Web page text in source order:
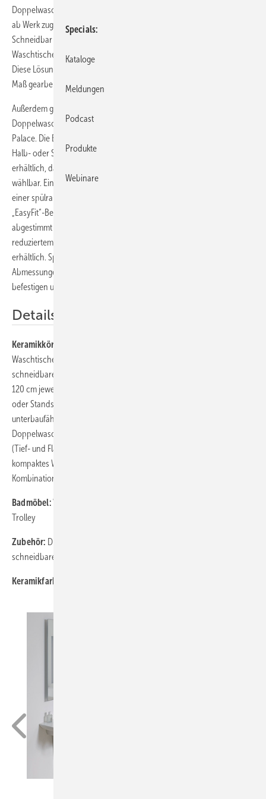
Doppelwaschtisch. Bis auf den kleinsten können diese Waschtische
ab Werk zugeschnitten werden, selbst schräge Schnitte sind möglich.
Schneidbar sind auch die 90 und 120 cm breiten asymmetrischen
Waschtische mit Becken links oder rechts und reichlich Ablagefläche.
Diese Lösungen sind ideal für Hotelbäder und Privatbäder, die auf
Maß gearbeitet werden.
Außerdem gehören vier Einzel-Waschtische und ein 130 cm breiter
Doppelwaschtisch sowie ein Handwaschbecken zum Programm von
Palace. Die Einzel-Waschtische und der Doppelwaschtisch sind mit
Halb- oder Standsäule oder als Möbelwaschtisch mit Unterschrank
erhältlich, dazu ist eine passende verchromte Handtuchreling
wählbar. Ein umfangreiches Sortiment an WCs und Bidets inklusive
einer spülrandlosen wandhängenden Version, alle mit versteckten
„EasyFit“-Befestigungen, vervollständigen Palace. Auf Palace
abgestimmt ist Case for Palace, ein Möbelprogramm in zeitlos-
reduziertem Design. Passende beleuchtete Spiegel sind ebenfalls
erhältlich. Speziell für Hotels hat Laufen auch Keramikablagen in den
Abmessungen der Waschtischkonsolen entwickelt, die sich einfach
befestigen und auf Maß schneiden lassen.
Details
Keramikkörper:
Waschtische 55, 60, 65, 70 cm mit Halb- oder Standsäule,
schneidbarer asymmetrischer Waschtisch unterbaufähig in 90 und
120 cm jeweils mit Ablage r/l, Doppelwaschtisch 130 cm mit Halb-
oder Standsäule, Waschtisch unterbaufähig 90 cm, Waschtisch
unterbaufähig 120, 150, 180 cm, jeweils schneidbar bis 90 cm,
Doppelwaschtisch unterbaufähig, schneidbar bis 135 cm, Wand-WC
(Tief- und Flachspüler), spülrandloses Wand-WC (Tiefspüler),
kompaktes Wand-WC (Tiefspüler), Stand-WC (Tiefspüler), Stand-WC-
Kombination (Tiefspüler mit Spülkasten), Stand- und Wand-Bidet
Badmöbel:Waschtischunterbauten, Hochschrank, Halbhochschrank,
Trolley
Zubehör: Diverse Handtuchhalter verchromt, WC-Sitz mit Deckel,
schneidbare Keramikablagen, Spülkasten
Keramikfarbe:
Specials
Kataloge
Meldungen
Podcast
Produkte
Webinare